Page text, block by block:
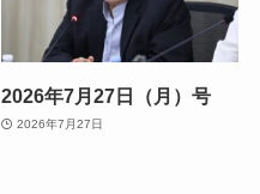
2026年7月27日（月）号
2026年7月27日